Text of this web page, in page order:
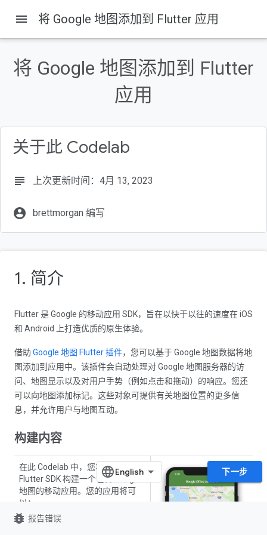
本页内容
设置您的 Flutter 环境
menu 将 Google 地图添加到 Flutter 应用
将 Google 地图添加到 Flutter
应用
关于此 Codelab
subject 上次更新时间：4月 13, 2023
account_circle brettmorgan 编写
1. 简介
Flutter 是 Google 的移动应用 SDK，旨在以快于以往的速度在 iOS
和 Android 上打造优质的原生体验。
借助 Google 地图 Flutter 插件，您可以基于 Google 地图数据将地
图添加到应用中。该插件会自动处理对 Google 地图服务器的访
问、地图显示以及对用户手势（例如点击和拖动）的响应。您还
可以向地图添加标记。这些对象可提供有关地图位置的更多信
息，并允许用户与地图互动。
构建内容
在此 Codelab 中，您将使用
Flutter SDK 构建一个包含 Google
地图的移动应用。您的应用将可
以：
显示 Google 地图
下一步
bug_report 报告错误